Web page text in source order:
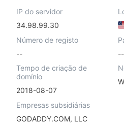
IP do servidor
34.98.99.30
Número de registo
--
--
Tempo de criação de
domínio
2018-08-07
Empresas subsidiárias
GODADDY.COM, LLC